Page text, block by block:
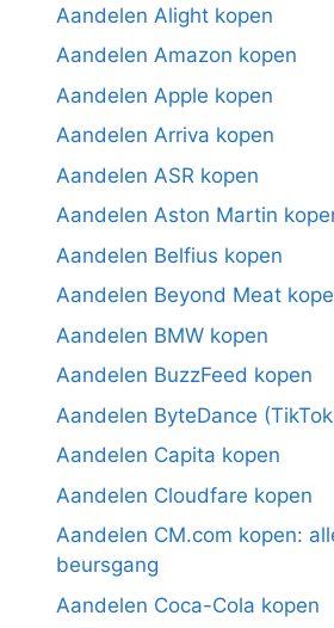
Aandelen Alight kopen
Aandelen Amazon kopen
Aandelen Apple kopen
Aandelen Arriva kopen
Aandelen ASR kopen
Aandelen Aston Martin
Aandelen Belfius kopen
Aandelen Beyond Meat
Aandelen BMW kopen
Aandelen BuzzFeed kopen
Aandelen ByteDance
Aandelen Capita kopen
Aandelen Cloudfare kopen
Aandelen CM.com kopen:
beursgang
Aandelen Coca-Cola kopen